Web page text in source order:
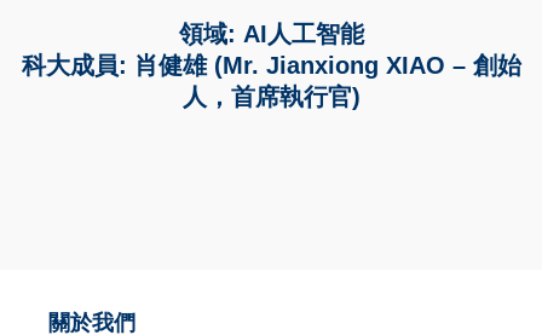
領域: AI人工智能
科大成員: 肖健雄 (Mr. Jianxiong XIAO – 創始
人，首席執行官)
關於我們